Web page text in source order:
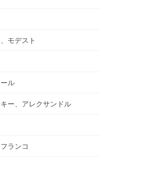
モデスト
ル
ー、アレクサンドル
ランコ